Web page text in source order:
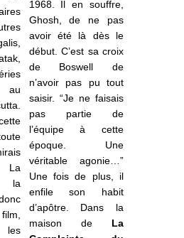
au
La
la
les
1968. Il en souffre,
Ghosh, de ne pas
avoir été là dès le
début. C’est sa croix
de Boswell de
n’avoir pas pu tout
saisir. “Je ne faisais
pas partie de
l’équipe à cette
époque. Une
véritable agonie…”
Une fois de plus, il
enfile son habit
d’apôtre. Dans la
maison de La